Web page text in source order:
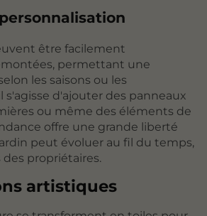
être facilement
permettant une
les saisons ou les
s'agisse d'ajouter des panneaux
ou même des éléments de
offre une grande liberté
peut évoluer au fil du temps,
propriétaires.
artistiques